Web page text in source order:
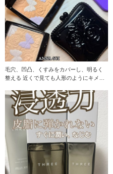
毛穴、凹凸、くすみをカバーし、明るく
整える 近くで見ても人形のようにキメの